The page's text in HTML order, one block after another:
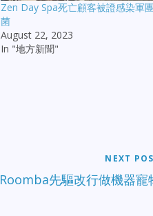
Zen Day Spa死亡顧客被證感染軍
菌
August 22, 2023
In "地方新聞"
NEXT
Roomba先驅改行做機器寵